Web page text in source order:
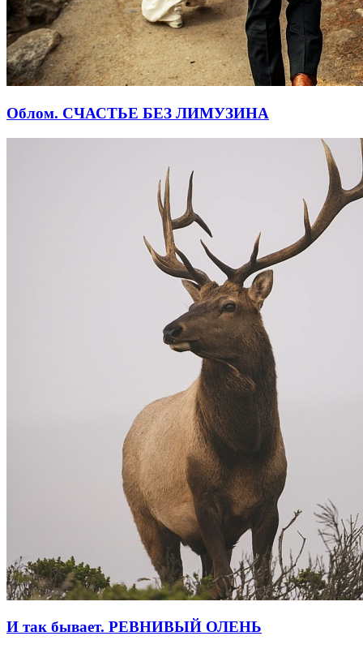
Облом. СЧАСТЬЕ БЕЗ ЛИМУЗИНА
И так бывает. РЕВНИВЫЙ ОЛЕНЬ